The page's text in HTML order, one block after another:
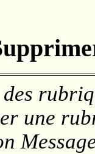
une